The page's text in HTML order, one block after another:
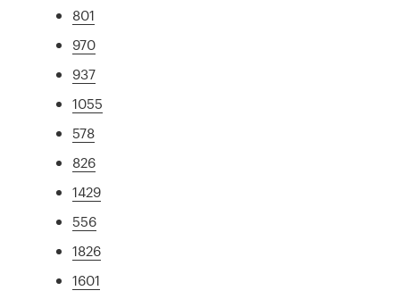
801
970
937
1055
578
826
1429
556
1826
1601